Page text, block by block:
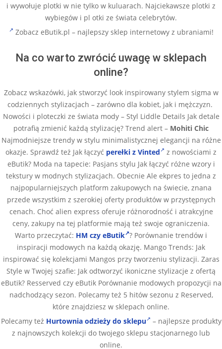
i wywołuje plotki w nie tylko w kuluarach. Najciekawsze plotki z
wybiegów i pl otki ze świata celebrytów.
Zobacz eButik.pl – najlepszy sklep internetowy z ubraniami!
Na co warto zwrócić uwagę w sklepach
online?
Zobacz wskazówki, jak stworzyć look inspirowany stylem sigma w
codziennych stylizacjach – zarówno dla kobiet, jak i mężczyzn.
Nowości i ploteczki ze świata mody – Styl Liddle Details Jak detale
potrafią zmienić każdą stylizację? Trend alert – Mohiti Chic
Najmodniejsze trendy w stylu minimalistycznej elegancji na różne
okazje. Sprawdź też Jak łączyć perełki z Vinted
z nowościami z
eButik? Moda na tapecie: Pasjans stylu Jak łączyć różne wzory i
tekstury w modnych stylizacjach. Obecnie Ale ekpres to jedna z
najpopularniejszych platform zakupowych na świecie, znana
przede wszystkim z szerokiej oferty produktów w przystępnych
cenach. Choć alien express oferuje różnorodność i atrakcyjne
ceny, zakupy na tej platformie mają też swoje ograniczenia.
Warto przeczytać: HM czy eButik ? Porównanie trendów i
inspiracji modowych na każdą okazję. Mango Trends: Jak
inspirować się kolekcjami Mangos przy tworzeniu stylizacji. Zaras
Style w Twojej szafie: Jak odtworzyć ikoniczne stylizacje z ofertą
eButik? Resserved czy eButik Porównanie modowych propozycji na
nadchodzący sezon. Polecamy też 5 hitów sezonu z Reserved,
które znajdziesz w sklepach online.
Polecamy też Hurtownia odzieży do sklepu
– najlepsze produkty
z najnowszych kolekcji do twojego sklepu stacjonarnego lub
online.